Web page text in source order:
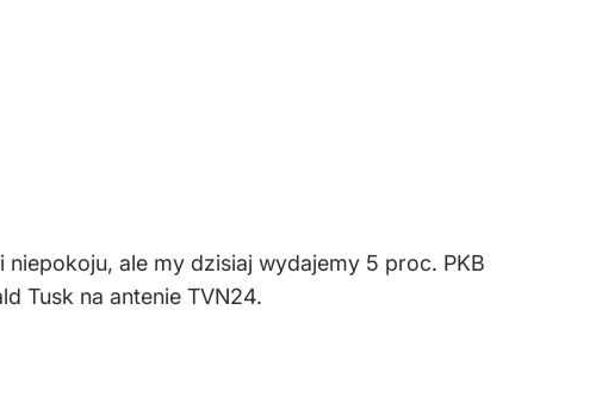
ale my dzisiaj wydajemy 5 proc. PKB
Tusk na antenie TVN24.